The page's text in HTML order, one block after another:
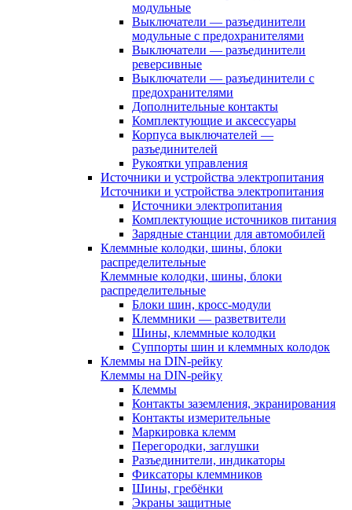
модульные
Выключатели — разъединители
модульные с предохранителями
Выключатели — разъединители
реверсивные
Выключатели — разъединители с
предохранителями
Дополнительные контакты
Комплектующие и аксессуары
Корпуса выключателей —
разъединителей
Рукоятки управления
Источники и устройства электропитания
Источники и устройства электропитания
Источники электропитания
Комплектующие источников питания
Зарядные станции для автомобилей
Клеммные колодки, шины, блоки
распределительные
Клеммные колодки, шины, блоки
распределительные
Блоки шин, кросс-модули
Клеммники — разветвители
Шины, клеммные колодки
Суппорты шин и клеммных колодок
Клеммы на DIN-рейку
Клеммы на DIN-рейку
Клеммы
Контакты заземления, экранирования
Контакты измерительные
Маркировка клемм
Перегородки, заглушки
Разъединители, индикаторы
Фиксаторы клеммников
Шины, гребёнки
Экраны защитные